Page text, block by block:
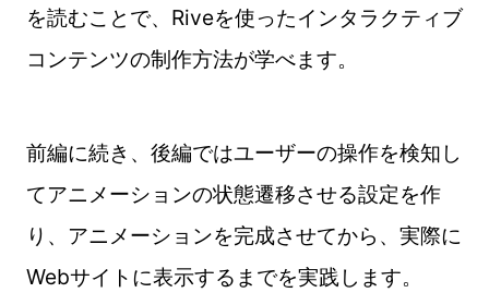
を読むことで、Riveを使ったインタラクティブ
コンテンツの制作方法が学べます。
前編に続き、後編ではユーザーの操作を検知し
てアニメーションの状態遷移させる設定を作
り、アニメーションを完成させてから、実際に
Webサイトに表示するまでを実践します。